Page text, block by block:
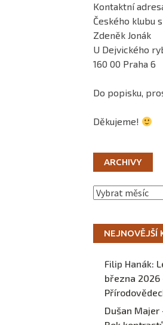
Kontaktní
Českého klubu
Zdeněk Jonák
U Dejvického
160 00 Praha 6
Do popisku,
Děkujeme!
ARCHIVY
Archivy
NEJNOVĚJŠÍ
Filip Hanák:
března 2026
Dušan Majer